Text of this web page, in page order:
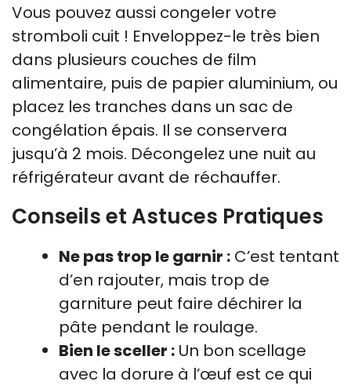
Vous pouvez aussi congeler votre
stromboli cuit ! Enveloppez-le très bien
dans plusieurs couches de film
alimentaire, puis de papier aluminium, ou
placez les tranches dans un sac de
congélation épais. Il se conservera
jusqu’à 2 mois. Décongelez une nuit au
réfrigérateur avant de réchauffer.
Conseils et Astuces Pratiques
Ne pas trop le garnir : C’est tentant
d’en rajouter, mais trop de
garniture peut faire déchirer la
pâte pendant le roulage.
Bien le sceller : Un bon scellage
avec la dorure à l’œuf est ce qui